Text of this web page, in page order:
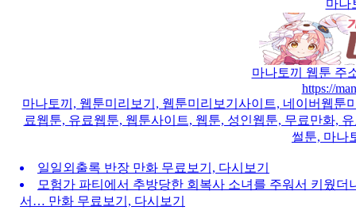
마나
마나토끼 웹툰 주
https://
마나토끼, 웹툰미리보기, 웹툰미리보기사이트, 네이버웹툰
료웹툰, 유료웹툰, 웹툰사이트, 웹툰, 성인웹툰, 무료만화,
썰툰, 마나
일일외출록 반장 만화 무료보기, 다시보기
모험가 파티에서 추방당한 회복사 소녀를 주워서 키웠
서… 만화 무료보기, 다시보기